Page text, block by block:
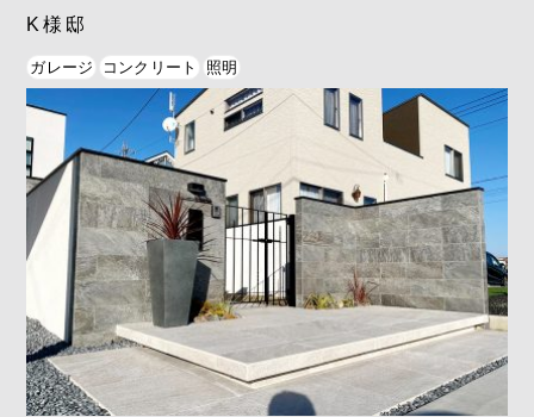
K様邸
ガレージ コンクリート 照明